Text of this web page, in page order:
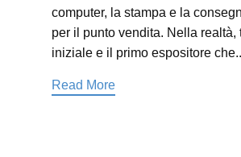
computer, la stampa e la
per il punto vendita. Nella realtà,
iniziale e il primo espositore
Read More